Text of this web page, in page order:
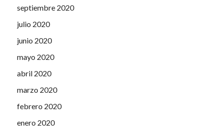
septiembre 2020
julio 2020
junio 2020
mayo 2020
abril 2020
marzo 2020
febrero 2020
enero 2020